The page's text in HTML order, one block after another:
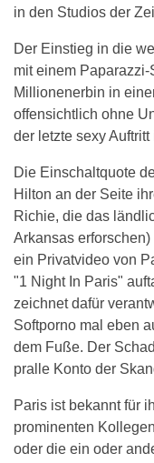
in den Studios der
Der Einstieg in die
mit einem
Millionenerbin in
offensichtlich ohne
der letzte sexy
Die Einschaltquote
Hilton an der Seite
Richie, die das
Arkansas
ein Privatvideo von
"1 Night In Paris"
zeichnet dafür
Softporno mal eben
dem Fuße. Der
pralle Konto der
Paris ist bekannt für
prominenten
oder die ein oder